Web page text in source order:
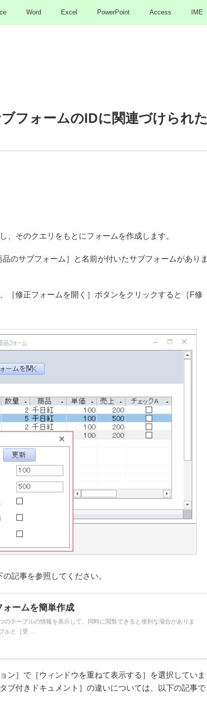
Word Excel PowerPoint Access IME
フォームのIDに関連づけられた
、そのクエリをもとにフォームを作成します。
のサブフォーム］と名前が付いたサブフォームがありま
［修正フォームを開く］ボタンをクリックすると［F修
記事を参照してください。
ームを簡単作成
のテーブルの情報を表示して、同時に閲覧できると便利な場合がありま
ルと［受 ...
ン］で［ウィンドウを重ねて表示する］を選択していま
ブ付きドキュメント］の違いについては、以下の記事で